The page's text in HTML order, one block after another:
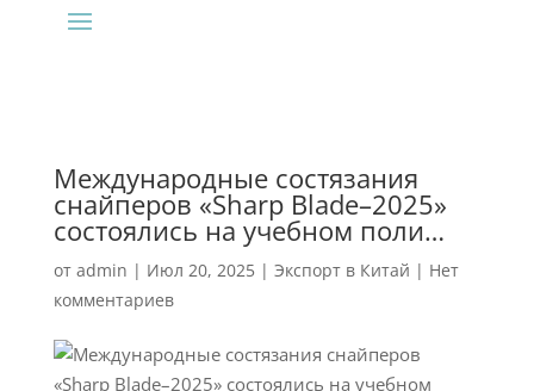
Международные состязания
снайперов «Sharp Blade–2025»
состоялись на учебном поли…
от admin | Июл 20, 2025| Экспорт в Китай | Нет
комментариев